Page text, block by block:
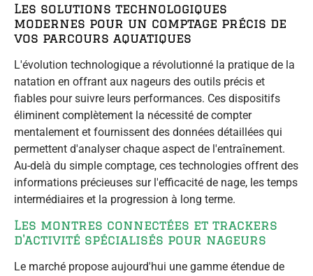
Les solutions technologiques
modernes pour un comptage précis de
vos parcours aquatiques
L'évolution technologique a révolutionné la pratique de la
natation en offrant aux nageurs des outils précis et
fiables pour suivre leurs performances. Ces dispositifs
éliminent complètement la nécessité de compter
mentalement et fournissent des données détaillées qui
permettent d'analyser chaque aspect de l'entraînement.
Au-delà du simple comptage, ces technologies offrent des
informations précieuses sur l'efficacité de nage, les temps
intermédiaires et la progression à long terme.
Les montres connectées et trackers
d'activité spécialisés pour nageurs
Le marché propose aujourd'hui une gamme étendue de